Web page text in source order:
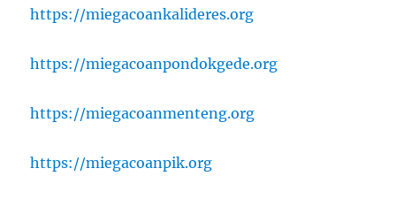
https://miegacoankalideres.org
https://miegacoanpondokgede.org
https://miegacoanmenteng.org
https://miegacoanpik.org